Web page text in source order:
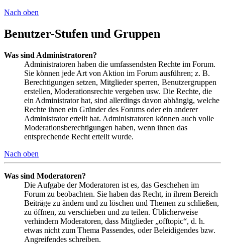
Nach oben
Benutzer-Stufen und Gruppen
Was sind Administratoren?
Administratoren haben die umfassendsten Rechte im Forum.
Sie können jede Art von Aktion im Forum ausführen; z. B.
Berechtigungen setzen, Mitglieder sperren, Benutzergruppen
erstellen, Moderationsrechte vergeben usw. Die Rechte, die
ein Administrator hat, sind allerdings davon abhängig, welche
Rechte ihnen ein Gründer des Forums oder ein anderer
Administrator erteilt hat. Administratoren können auch volle
Moderationsberechtigungen haben, wenn ihnen das
entsprechende Recht erteilt wurde.
Nach oben
Was sind Moderatoren?
Die Aufgabe der Moderatoren ist es, das Geschehen im
Forum zu beobachten. Sie haben das Recht, in ihrem Bereich
Beiträge zu ändern und zu löschen und Themen zu schließen,
zu öffnen, zu verschieben und zu teilen. Üblicherweise
verhindern Moderatoren, dass Mitglieder „offtopic“, d. h.
etwas nicht zum Thema Passendes, oder Beleidigendes bzw.
Angreifendes schreiben.